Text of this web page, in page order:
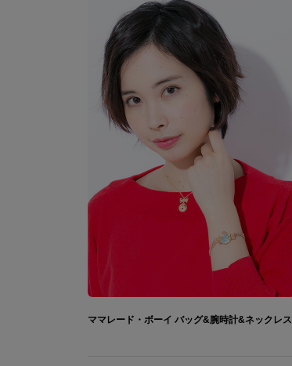
ママレード・ボーイ バッグ&腕時計&ネックレス